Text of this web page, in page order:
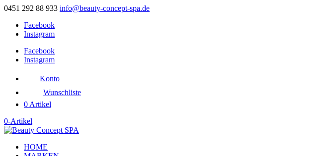
0451 292 88 933 info@beauty-concept-spa.de
Facebook
Instagram
Facebook
Instagram
Konto
Wunschliste
0 Artikel
0-Artikel
HOME